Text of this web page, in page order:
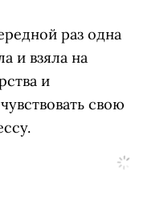
раз одна
и взяла на
и
свою